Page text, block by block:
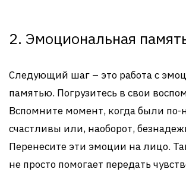
2. Эмоциональная
Следующий шаг – это работа с
памятью. Погрузитесь в свои
Вспомните момент, когда были по-
счастливы или, наоборот,
Перенесите эти эмоции на лицо.
не просто помогает передать